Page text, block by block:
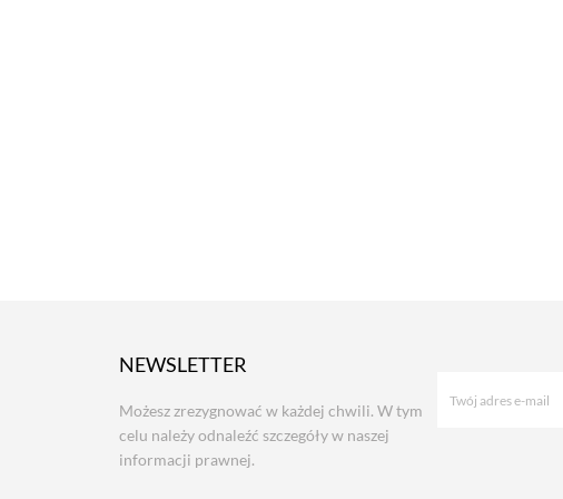
NEWSLETTER
Możesz zrezygnować w każdej chwili. W tym
celu należy odnaleźć szczegóły w naszej
informacji prawnej.